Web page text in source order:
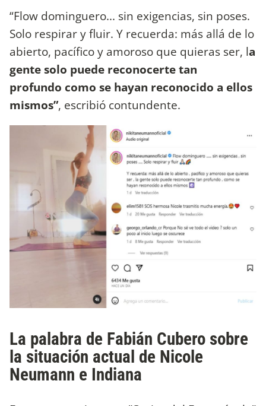
“Flow dominguero... sin exigencias, sin poses.
Solo respirar y fluir. Y recuerda: más allá de lo
abierto, pacífico y amoroso que quieras ser, la
gente solo puede reconocerte tan
profundo como se hayan reconocido a ellos
mismos”, escribió contundente.
La palabra de Fabián Cubero sobre
la situación actual de Nicole
Neumann e Indiana